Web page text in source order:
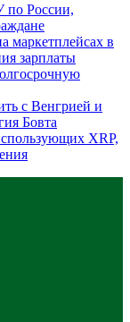
по России,
маркетплейсах в
зарплаты
с Венгрией и
Бовта
XRP,